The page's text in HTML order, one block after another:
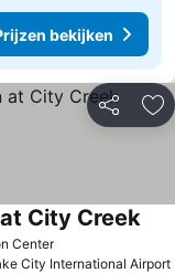
bekijken
Delen
CenterPrijzen
City Creek
City International Airport